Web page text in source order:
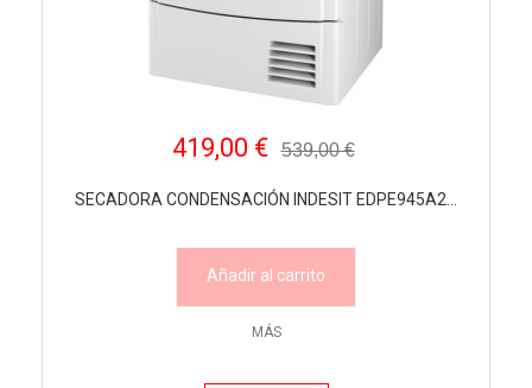
419,00 € 539,00 €
SECADORA CONDENSACIÓN INDESIT EDPE945A2...
Añadir al carrito
MÁS